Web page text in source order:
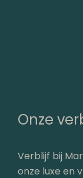
Onze
Verblijf bij
onze luxe en